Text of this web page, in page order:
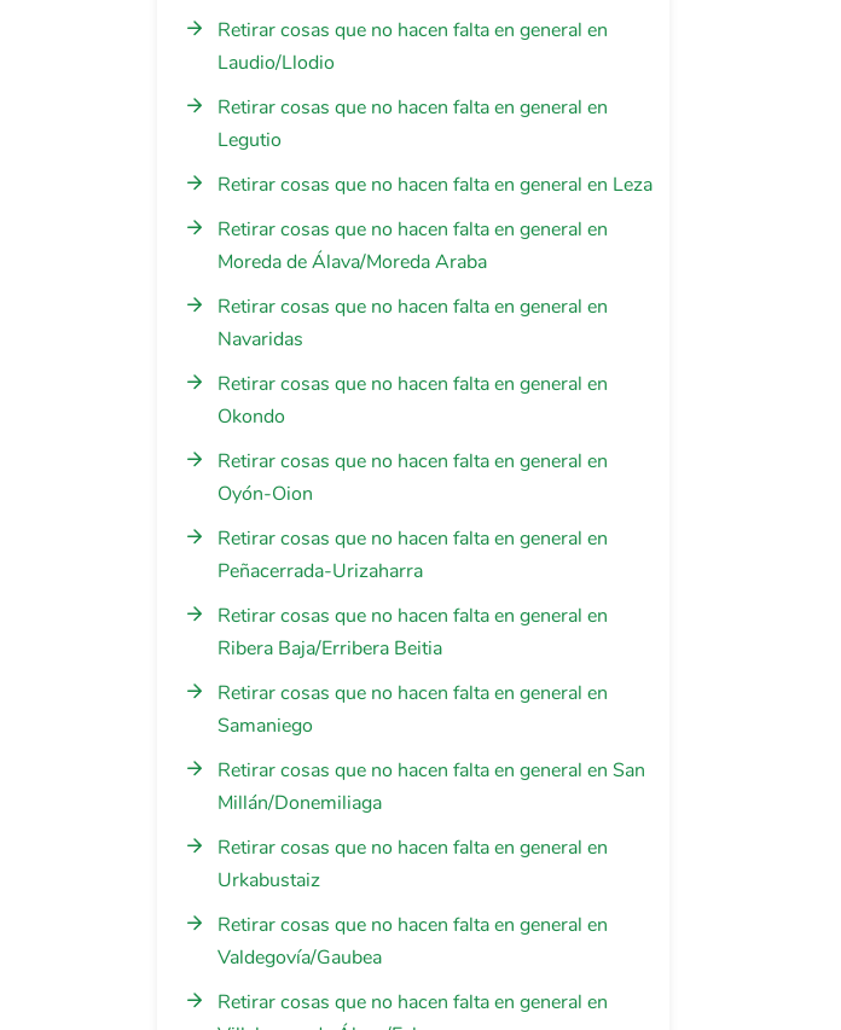
Retirar cosas que no hacen falta en general en
Laudio/Llodio
Retirar cosas que no hacen falta en general en
Legutio
Retirar cosas que no hacen falta en general en Leza
Retirar cosas que no hacen falta en general en
Moreda de Álava/Moreda Araba
Retirar cosas que no hacen falta en general en
Navaridas
Retirar cosas que no hacen falta en general en
Okondo
Retirar cosas que no hacen falta en general en
Oyón-Oion
Retirar cosas que no hacen falta en general en
Peñacerrada-Urizaharra
Retirar cosas que no hacen falta en general en
Ribera Baja/Erribera Beitia
Retirar cosas que no hacen falta en general en
Samaniego
Retirar cosas que no hacen falta en general en San
Millán/Donemiliaga
Retirar cosas que no hacen falta en general en
Urkabustaiz
Retirar cosas que no hacen falta en general en
Valdegovía/Gaubea
Retirar cosas que no hacen falta en general en